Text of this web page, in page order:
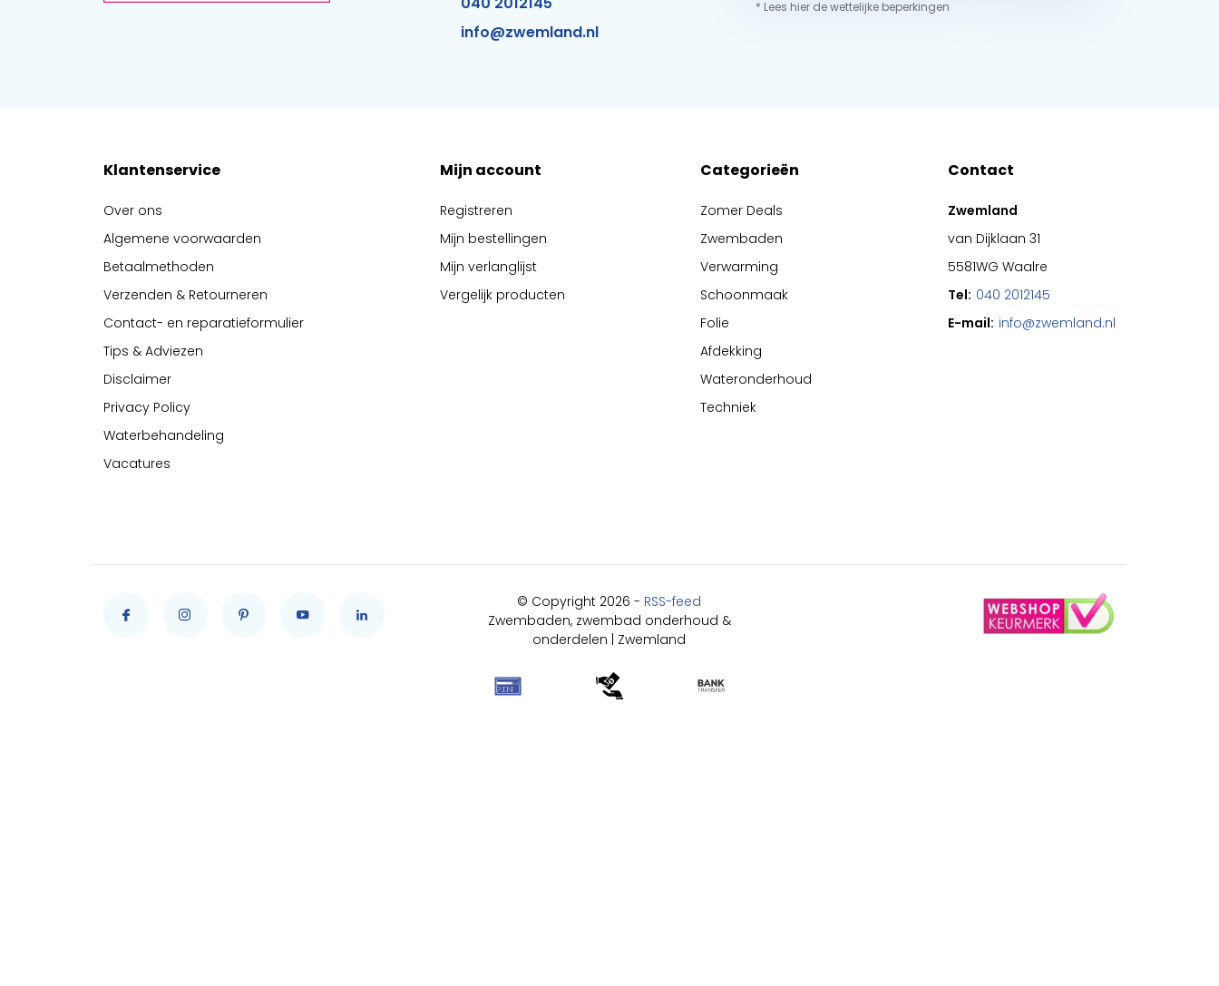
info@zwemland.nl
* Lees hier de wettelijke beperkingen
Klantenservice
Over ons
Algemene voorwaarden
Betaalmethoden
Verzenden & Retourneren
Contact- en reparatieformulier
Tips & Adviezen
Disclaimer
Privacy Policy
Waterbehandeling
Vacatures
Mijn account
Registreren
Mijn bestellingen
Mijn verlanglijst
Vergelijk producten
Categorieën
Zomer Deals
Zwembaden
Verwarming
Schoonmaak
Folie
Afdekking
Wateronderhoud
Techniek
Contact
Zwemland
van Dijklaan 31
5581WG Waalre
Tel: 040 2012145
E-mail: info@zwemland.nl
© Copyright 2026 - RSS-feed
Zwembaden, zwembad onderhoud &
onderdelen | Zwemland